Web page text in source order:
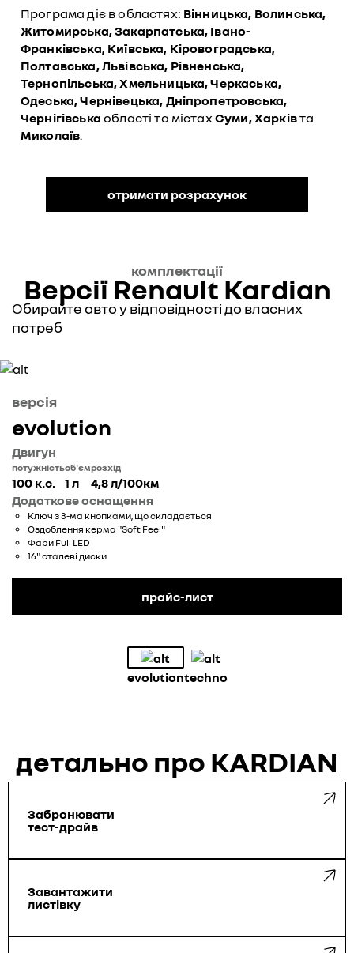
Програма діє в областях: Вінницька, Волинська,
Житомирська, Закарпатська, Івано-
Франківська, Київська, Кіровоградська,
Полтавська, Львівська, Рівненська,
Тернопільська, Хмельницька, Черкаська,
Одеська, Чернівецька, Дніпропетровська,
Чернігівська області та містах Суми, Харківта
Миколаїв.
отримати розрахунок
комплектації
Версії Renault Kardian
Обирайте авто у відповідності до власних
потреб
версія
evolution
Двигун
потужність
100 к.с.
об'єм
1 л
розхід
4,8 л/100км
Додаткове оснащення
Ключ з 3-ма кнопками, що складається
Оздоблення керма "Soft Feel"
Фари Full LED
16" сталеві диски
прайс-лист
evolutiontechno
детально про KARDIAN
Забронювати
тест-драйв
Завантажити
листівку